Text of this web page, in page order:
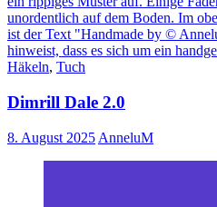
Häkeln, Tuch
Dimrill Dale 2.0
8. August 2025 AnneluM